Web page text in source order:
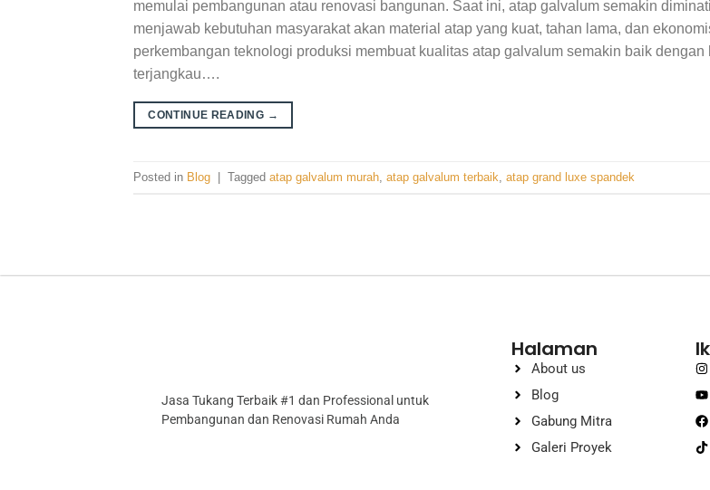
memulai pembangunan atau renovasi bangunan. Saat ini, atap galvalum semakin
menjawab kebutuhan masyarakat akan material atap yang kuat, tahan lama, dan
perkembangan teknologi produksi membuat kualitas atap galvalum semakin baik dengan
terjangkau….
CONTINUE READING →
Posted in Blog | Tagged atap galvalum murah atap galvalum terbaik atap grand luxe spandek
Jasa Tukang Terbaik #1 dan Professional untuk
Pembangunan dan Renovasi Rumah Anda
Halaman
About us
Blog
Gabung Mitra
Galeri Proyek